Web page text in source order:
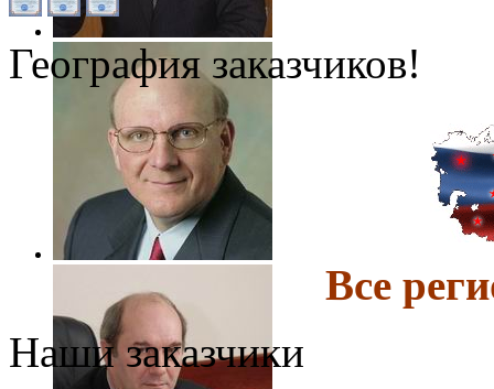
География заказчиков!
Все
Наши заказчики